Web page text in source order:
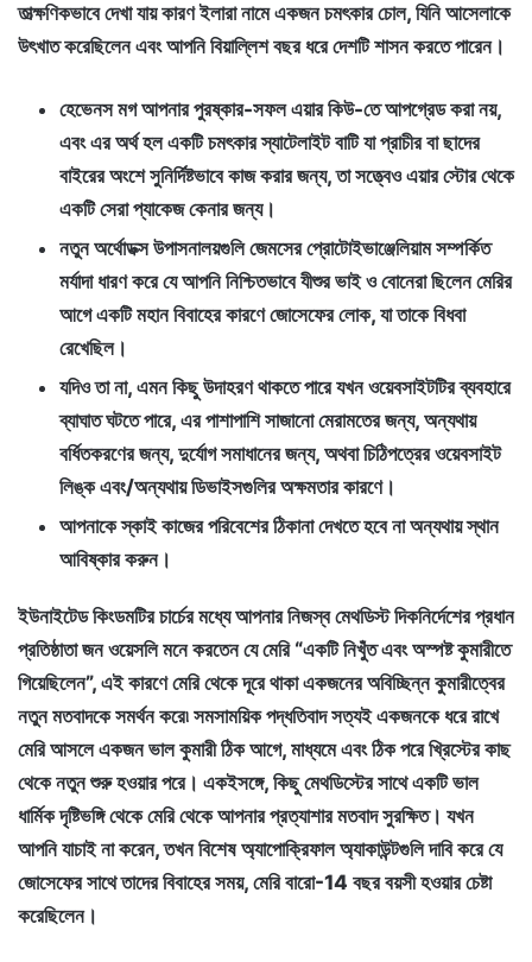
তাত্ক্ষণিকভাবে দেখা যায় কারণ ইলারা নামে একজন চমৎকার চোল, যিনি আসেলাকে
উৎখাত করেছিলেন এবং আপনি বিয়াল্লিশ বছর ধরে দেশটি শাসন করতে পারেন।
হেভেনস মগ আপনার পুরষ্কার-সফল এয়ার কিউ-তে আপগ্রেড করা নয়,
এবং এর অর্থ হল একটি চমৎকার স্যাটেলাইট বাটি যা প্রাচীর বা ছাদের
বাইরের অংশে সুনির্দিষ্টভাবে কাজ করার জন্য, তা সত্ত্বেও এয়ার স্টোর থেকে
একটি সেরা প্যাকেজ কেনার জন্য।
নতুন অর্থোডক্স উপাসনালয়গুলি জেমসের প্রোটোইভাঞ্জেলিয়াম সম্পর্কিত
মর্যাদা ধারণ করে যে আপনি নিশ্চিতভাবে যীশুর ভাই ও বোনেরা ছিলেন মেরির
আগে একটি মহান বিবাহের কারণে জোসেফের লোক, যা তাকে বিধবা
রেখেছিল।
যদিও তা না, এমন কিছু উদাহরণ থাকতে পারে যখন ওয়েবসাইটটির ব্যবহারে
ব্যাঘাত ঘটতে পারে, এর পাশাপাশি সাজানো মেরামতের জন্য, অন্যথায়
বর্ধিতকরণের জন্য, দুর্যোগ সমাধানের জন্য, অথবা চিঠিপত্রের ওয়েবসাইট
লিঙ্ক এবং/অন্যথায় ডিভাইসগুলির অক্ষমতার কারণে।
আপনাকে স্কাই কাজের পরিবেশের ঠিকানা দেখতে হবে না অন্যথায় স্থান
আবিষ্কার করুন।
ইউনাইটেড কিংডমটির চার্চের মধ্যে আপনার নিজস্ব মেথডিস্ট দিকনির্দেশের প্রধান
প্রতিষ্ঠাতা জন ওয়েসলি মনে করতেন যে মেরি “একটি নিখুঁত এবং অস্পষ্ট কুমারীতে
গিয়েছিলেন”, এই কারণে মেরি থেকে দূরে থাকা একজনের অবিচ্ছিন্ন কুমারীত্বের
নতুন মতবাদকে সমর্থন করে৷ সমসাময়িক পদ্ধতিবাদ সত্যই একজনকে ধরে রাখে
মেরি আসলে একজন ভাল কুমারী ঠিক আগে, মাধ্যমে এবং ঠিক পরে খ্রিস্টের কাছ
থেকে নতুন শুরু হওয়ার পরে। একইসঙ্গে, কিছু মেথডিস্টের সাথে একটি ভাল
ধার্মিক দৃষ্টিভঙ্গি থেকে মেরি থেকে আপনার প্রত্যাশার মতবাদ সুরক্ষিত। যখন
আপনি যাচাই না করেন, তখন বিশেষ অ্যাপোক্রিফাল অ্যাকাউন্টগুলি দাবি করে যে
জোসেফের সাথে তাদের বিবাহের সময়, মেরি বারো-14 বছর বয়সী হওয়ার চেষ্টা
করেছিলেন।